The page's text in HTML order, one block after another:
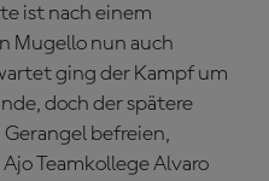
ist nach einem
Mugello nun auch
ging der Kampf um
doch der spätere
befreien,
Teamkollege Alvaro